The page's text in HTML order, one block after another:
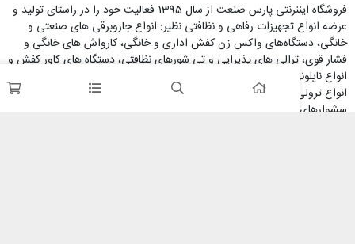
فروشگاه ایننرنتی پارس صنعت از سال 1395 فعالیت خود را در راستای تولید و
تجهیزات رفاهی و نظافتی نظیر: انواع جاروبرقی های صنعتی و
واکس زن کفش اداری و خانگی، کارواش های خانگی و
های پذیرایی و تی شورهای نظافتی، دستگاه های کاور کفش و
کاور کفش یکبار مصرف و همچینن تجهیز نمودن هتلها، شامل
حمل چمدان، سطهای زباله لابی، مایع ریز، دست خشک کن و
فعالیت خود را آغاز نموده و با امکان پرداخت در محل، خرید